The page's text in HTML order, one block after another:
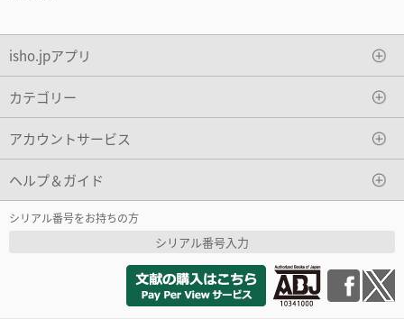
isho.jpアプリ
カテゴリー
アカウントサービス
ヘルプ＆ガイド
シリアル番号をお持ちの方
シリアル番号入力